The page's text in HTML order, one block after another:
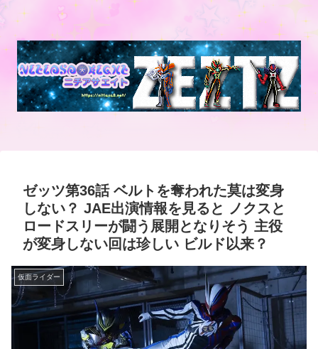
ゼッツ第36話 ベルトを奪われた莫は変身
しない？ JAE出演情報を見ると ノクスと
ロードスリーが闘う展開となりそう 主役
が変身しない回は珍しい ビルド以来？
仮面ライダー